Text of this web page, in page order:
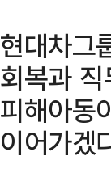
현대차그
회복과
피해아동
이어가겠